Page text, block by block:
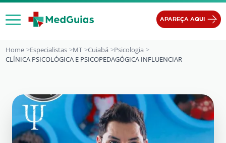
Ir para o conteúdo
APAREÇA AQUI
Home Especialistas MT Cuiabá
Psicologia
CLÍNICA PSICOLÓGICA E PSICOPEDAGÓGICA INFLUENCIAR